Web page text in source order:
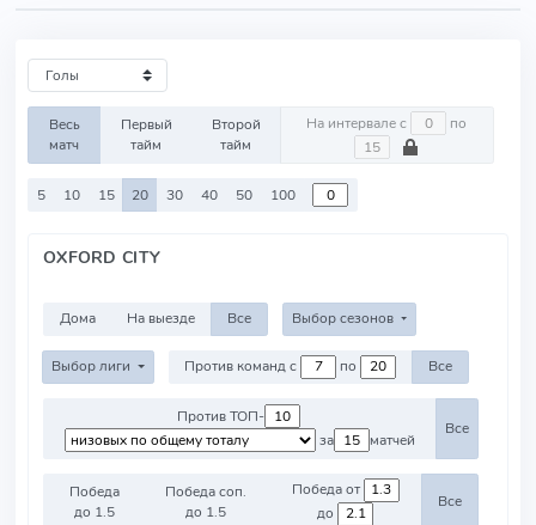
Весь
матч
Первый
тайм
Второй
тайм
На интервале с по
5 10 15 20 30 40 50 100
OXFORD CITY
Дома На выезде Все Выбор сезонов
Выбор лиги Против команд с по Все
Против ТОП-
за
матчей
Все
Победа
до 1.5
Победа соп.
до 1.5
Победа от
до
Все